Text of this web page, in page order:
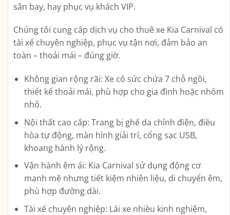
sân bay, hay phục vụ khách VIP.
Chúng tôi cung cấp dịch vụ cho thuê xe Kia Carnival có
tài xế chuyên nghiệp, phục vụ tận nơi, đảm bảo an
toàn – thoải mái – đúng giờ.
Không gian rộng rãi: Xe có sức chứa 7 chỗ ngồi,
thiết kế thoải mái, phù hợp cho gia đình hoặc nhóm
nhỏ.
Nội thất cao cấp: Trang bị ghế da chỉnh điện, điều
hòa tự động, màn hình giải trí, cổng sạc USB,
khoang hành lý rộng.
Vận hành êm ái: Kia Carnival sử dụng động cơ
mạnh mẽ nhưng tiết kiệm nhiên liệu, di chuyển êm,
phù hợp đường dài.
Tài xế chuyên nghiệp: Lái xe nhiều kinh nghiệm,